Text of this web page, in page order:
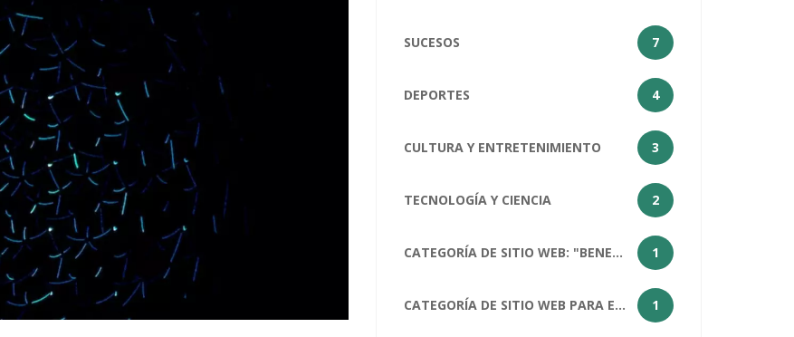
SUCESOS 7
DEPORTES 4
CULTURA Y ENTRETENIMIENTO 3
TECNOLOGÍA Y CIENCIA 2
CATEGORÍA DE SITIO WEB: "BENEFICIOS DEL ARTE PARA LA SOCIEDAD HUMANA 1
CATEGORÍA DE SITIO WEB PARA EL ARTÍCULO "¿CÓMO ESTÁS?": SALUD Y BIENESTAR 1